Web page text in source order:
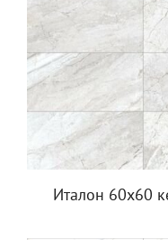
Италон 60х60